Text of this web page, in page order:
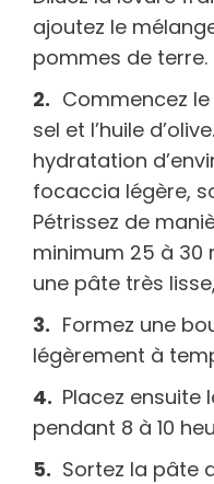
ajoutez le
pommes de terre.
Commencez
sel et l’huile
hydratation
focaccia légère,
Pétrissez de
minimum 25 à 30
une pâte très
Formez une
légèrement à
Placez
pendant 8 à 10
Sortez la pâte